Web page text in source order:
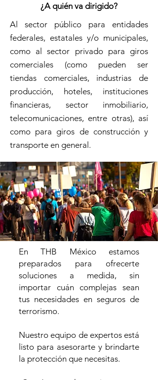
¿A quién va dirigido?
Al sector público para entidades
federales, estatales y/o municipales,
como al sector privado para giros
comerciales (como pueden ser
tiendas comerciales, industrias de
producción, hoteles, instituciones
financieras, sector inmobiliario,
telecomunicaciones, entre otras), así
como para giros de construcción y
transporte en general.
En THB México estamos
preparados para ofrecerte
soluciones a medida, sin
importar cuán complejas sean
tus necesidades en seguros de
terrorismo.
Nuestro equipo de expertos está
listo para asesorarte y brindarte
la protección que necesitas.